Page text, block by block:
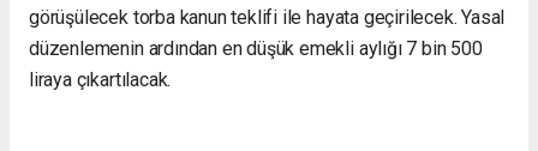
görüşülecek torba kanun teklifi ile hayata geçirilecek. Yasal
düzenlemenin ardından en düşük emekli aylığı 7 bin 500
liraya çıkartılacak.